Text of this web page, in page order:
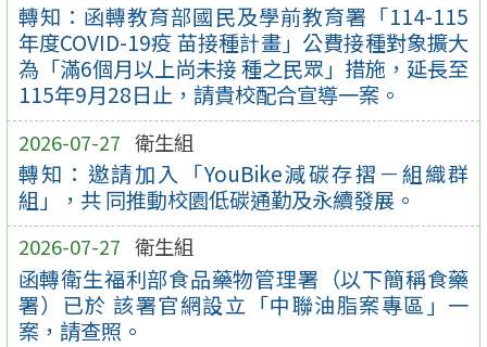
轉知：函轉教育部國民及學前教育署「114-115
年度COVID-19疫 苗接種計畫」公費接種對象擴大
為「滿6個月以上尚未接 種之民眾」措施，延長至
115年9月28日止，請貴校配合宣導一案。
2026-07-27 衛生組
轉知：邀請加入「YouBike減碳存摺－組織群
組」，共 同推動校園低碳通勤及永續發展。
2026-07-27 衛生組
函轉衛生福利部食品藥物管理署（以下簡稱食藥
署）已於 該署官網設立「中聯油脂案專區」一
案，請查照。